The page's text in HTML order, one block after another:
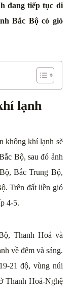
đang tiếp tục di
Bắc Bộ có gió
lạnh
không khí lạnh sẽ
Bộ, sau đó ảnh
Bắc Trung Bộ,
Trên đất liền gió
4-5.
Thanh Hoá và
về đêm và sáng.
21 độ, vùng núi
Thanh Hoá-Nghệ